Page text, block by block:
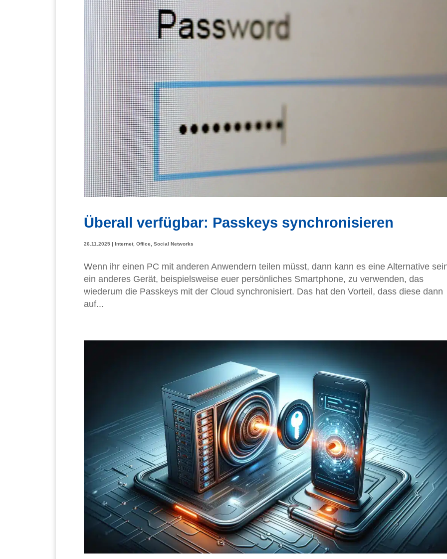
Überall verfügbar: Passkeys synchronisieren
26.11.2025 | Internet Office Social Networks
Wenn ihr einen PC mit anderen Anwendern teilen müsst, dann kann es eine Alternative
ein anderes Gerät, beispielsweise euer persönliches Smartphone, zu verwenden, das
wiederum die Passkeys mit der Cloud synchronisiert. Das hat den Vorteil, dass diese dann
auf...